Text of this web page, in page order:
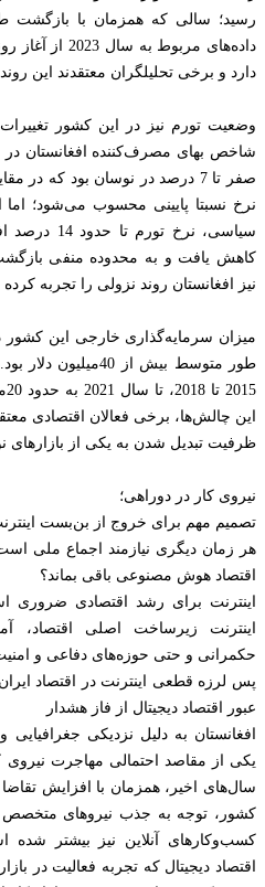
رسید؛ سالی که همزمان با بازگشت
داده‌های مربوط
دارد و برخی تحلیلگران معتقدند این روند
وضعیت تورم نیز در این کشور
صفر تا 7 درصد در نوسان بود که
کاهش یافت و به محدوده منفی
نیز افغانستان روند نزولی را تجربه
طور متوسط بیش از
این چالش‌ها، برخی فعالان اقتصادی
ظرفیت تبدیل شدن به یکی از بازارهای
نیروی کار در دوراهی؛
تصمیم مهم برای خروج از بن‌بست
هر زمان دیگری نیازمند اجماع ملی
اقتصاد هوش مصنوعی باقی بماند؟
اینترنت برای رشد اقتصادی ضروری
اینترنت زیرساخت اصلی اقتصاد،
حکمرانی و حتی حوزه‌های دفاعی ‌و
عبور اقتصاد دیجیتال از فاز هشدار
افغانستان به دلیل نزدیکی
یکی از مقاصد احتمالی مهاجرت
سال‌های اخیر، همزمان با افزایش تقاضا
کشور، توجه به جذب نیروهای متخصص
کسب‌وکارهای آنلاین نیز بیشتر شده
اقتصاد دیجیتال که تجربه فعالیت در